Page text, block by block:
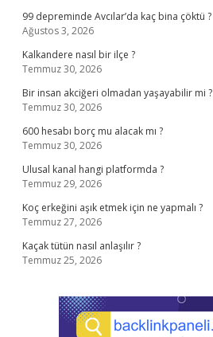
99 depreminde Avcılar’da kaç bina çöktü ?
Ağustos 3, 2026
Kalkandere nasıl bir ilçe ?
Temmuz 30, 2026
Bir insan akciğeri olmadan yaşayabilir mi ?
Temmuz 30, 2026
600 hesabı borç mu alacak mı ?
Temmuz 30, 2026
Ulusal kanal hangi platformda ?
Temmuz 29, 2026
Koç erkeğini aşık etmek için ne yapmalı ?
Temmuz 27, 2026
Kaçak tütün nasıl anlaşılır ?
Temmuz 25, 2026